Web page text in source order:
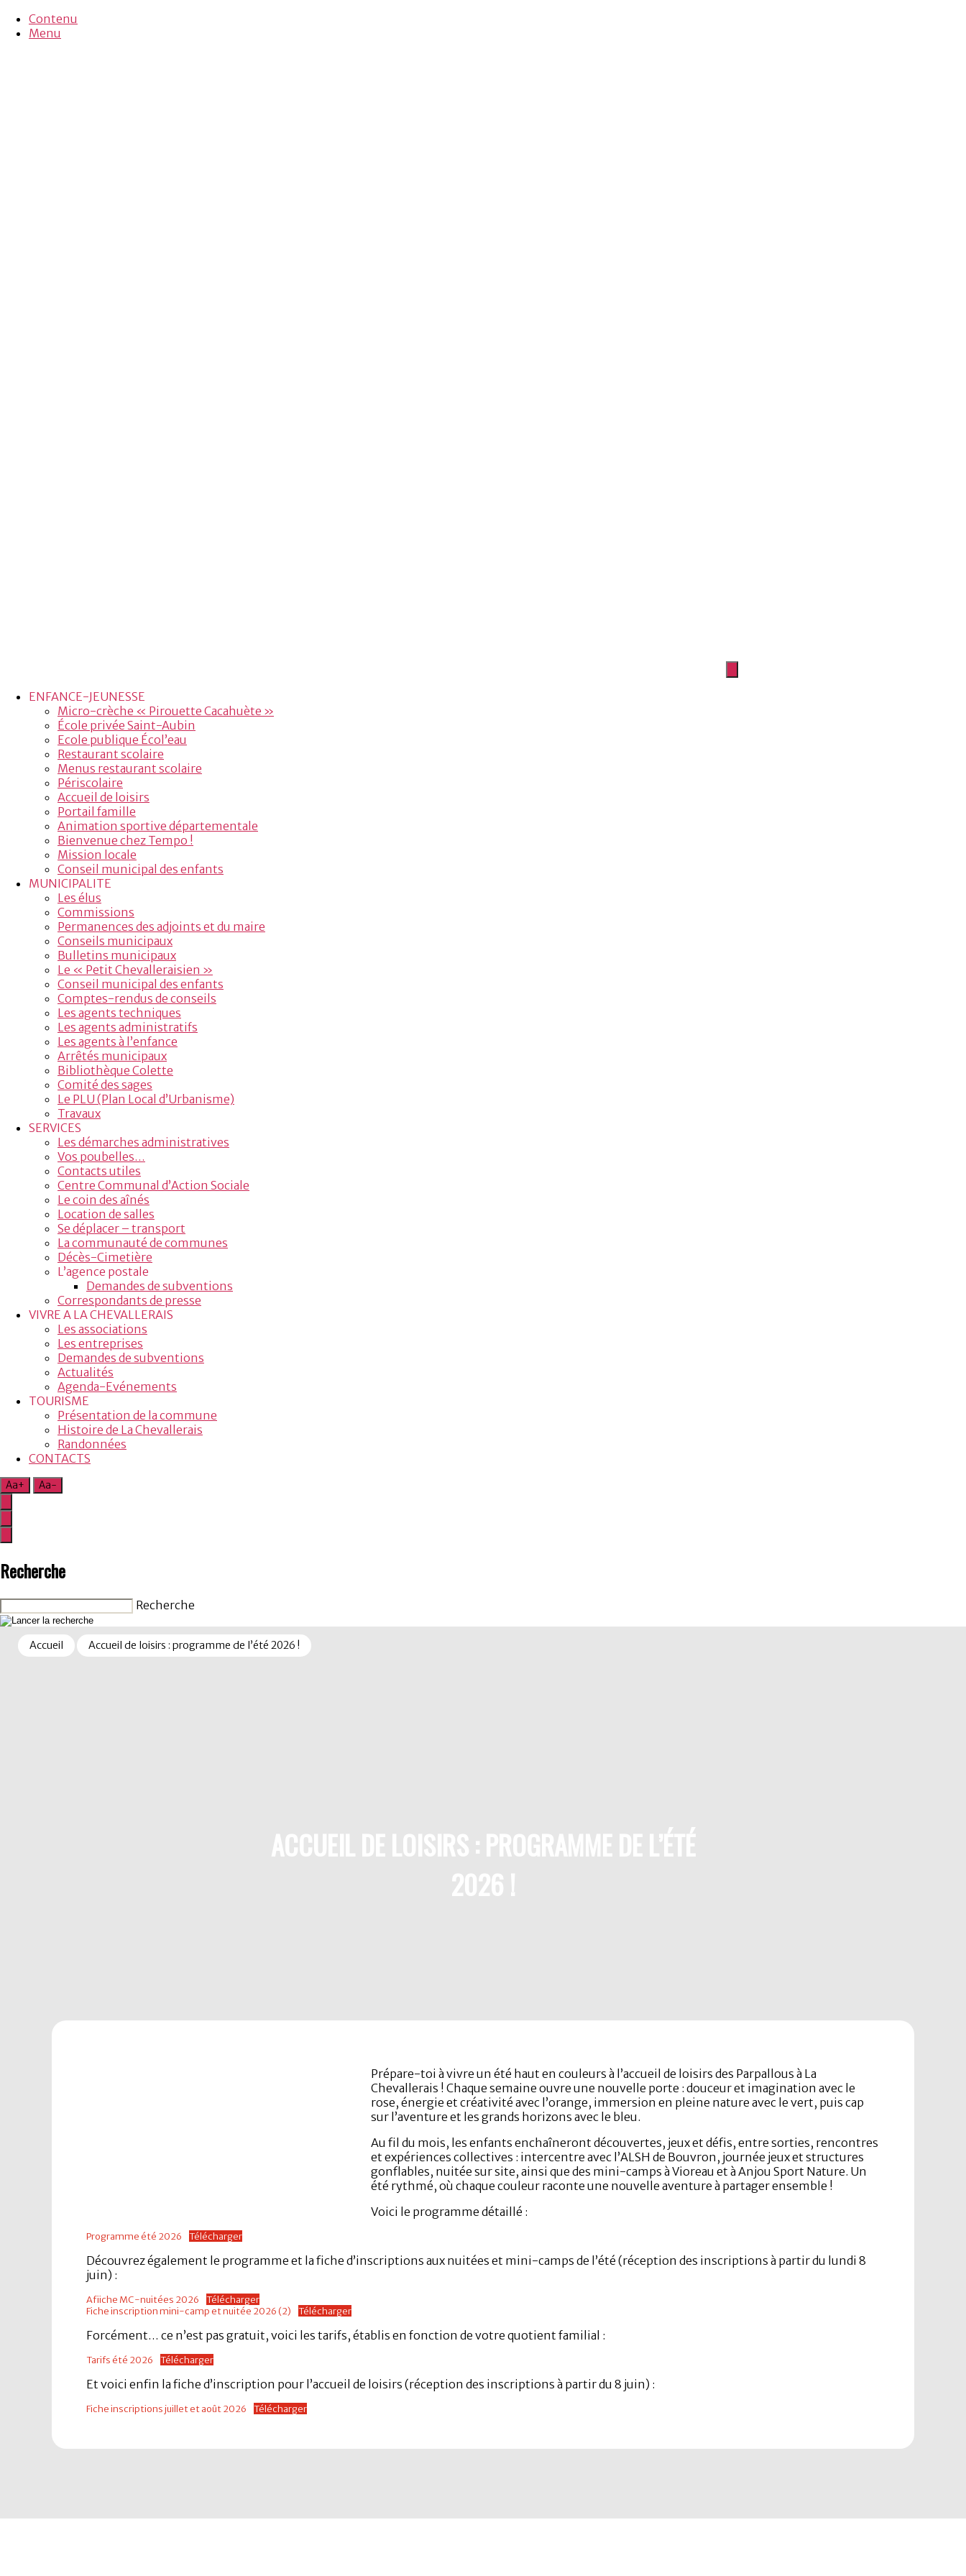
Contenu
Menu
ENFANCE-JEUNESSE
Micro-crèche « Pirouette Cacahuète »
École privée Saint-Aubin
Ecole publique Écol’eau
Restaurant scolaire
Menus restaurant scolaire
Périscolaire
Accueil de loisirs
Portail famille
Animation sportive départementale
Bienvenue chez Tempo !
Mission locale
Conseil municipal des enfants
MUNICIPALITE
Les élus
Commissions
Permanences des adjoints et du maire
Conseils municipaux
Bulletins municipaux
Le « Petit Chevalleraisien »
Conseil municipal des enfants
Comptes-rendus de conseils
Les agents techniques
Les agents administratifs
Les agents à l’enfance
Arrêtés municipaux
Bibliothèque Colette
Comité des sages
Le PLU (Plan Local d’Urbanisme)
Travaux
SERVICES
Les démarches administratives
Vos poubelles…
Contacts utiles
Centre Communal d’Action Sociale
Le coin des aînés
Location de salles
Se déplacer – transport
La communauté de communes
Décès-Cimetière
L’agence postale
Demandes de subventions
Correspondants de presse
VIVRE A LA CHEVALLERAIS
Les associations
Les entreprises
Demandes de subventions
Actualités
Agenda-Evénements
TOURISME
Présentation de la commune
Histoire de La Chevallerais
Randonnées
CONTACTS
Aa+ Aa-
Recherche
Recherche
Accueil Accueil de loisirs : programme de l’été 2026 !
ACCUEIL DE LOISIRS : PROGRAMME DE L’ÉTÉ
2026 !
Prépare-toi à vivre un été haut en couleurs à l’accueil de loisirs des Parpallous à La
Chevallerais ! Chaque semaine ouvre une nouvelle porte : douceur et imagination avec le
rose, énergie et créativité avec l’orange, immersion en pleine nature avec le vert, puis cap
sur l’aventure et les grands horizons avec le bleu.
Au fil du mois, les enfants enchaîneront découvertes, jeux et défis, entre sorties, rencontres
et expériences collectives : intercentre avec l’ALSH de Bouvron, journée jeux et structures
gonflables, nuitée sur site, ainsi que des mini-camps à Vioreau et à Anjou Sport Nature. Un
été rythmé, où chaque couleur raconte une nouvelle aventure à partager ensemble !
Voici le programme détaillé :
Programme été 2026 Télécharger
Découvrez également le programme et la fiche d’inscriptions aux nuitées et mini-camps de l’été (réception des inscriptions à partir du lundi 8
juin) :
Afiiche MC-nuitées 2026
Télécharger
Fiche inscription mini-camp et nuitée 2026 (2)
Télécharger
Forcément… ce n’est pas gratuit, voici les tarifs, établis en fonction de votre quotient familial :
Tarifs été 2026 Télécharger
Et voici enfin la fiche d’inscription pour l’accueil de loisirs (réception des inscriptions à partir du 8 juin) :
Fiche inscriptions juillet et août 2026 Télécharger